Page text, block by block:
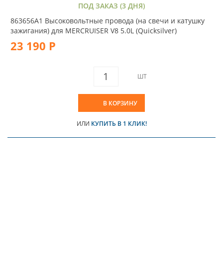
ПОД ЗАКАЗ (3 ДНЯ)
863656A1 Высоковольтные провода (на свечи и катушку
зажигания) для MERCRUISER V8 5.0L (Quicksilver)
23 190 Р
ШТ
В КОРЗИНУ
ИЛИ КУПИТЬ В 1 КЛИК!